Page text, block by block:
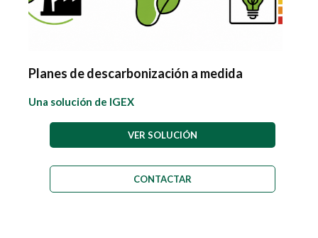
Planes de descarbonización a medida
Una solución de IGEX
VER SOLUCIÓN
CONTACTAR